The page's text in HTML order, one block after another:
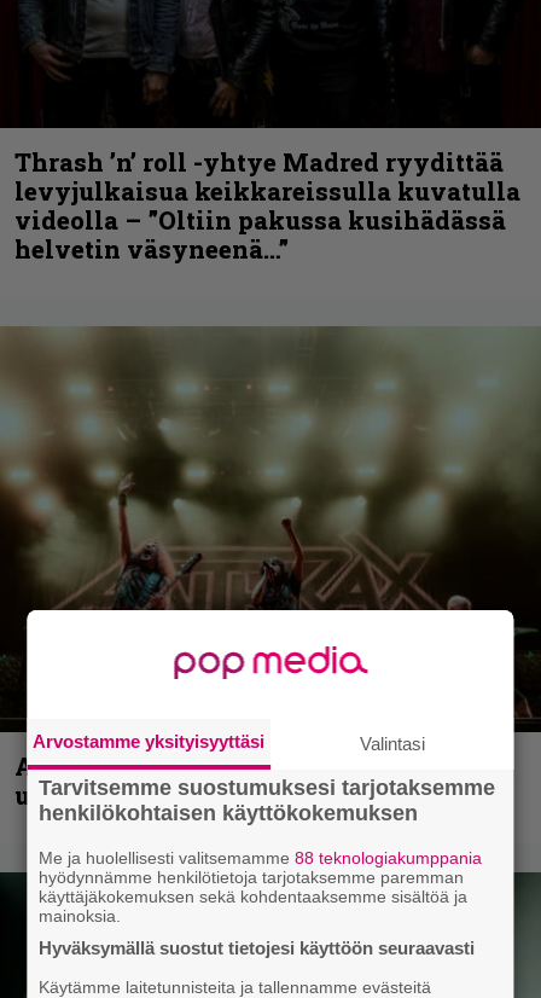
Thrash ’n’ roll -yhtye Madred ryydittää
levyjulkaisua keikkareissulla kuvatulla
videolla – ”Oltiin pakussa kusihädässä
helvetin väsyneenä…”
Anthrax vie katsojat keikkatunnelmiin
uudella videollaan
Arvostamme yksityisyyttäsi Valintasi
Tarvitsemme suostumuksesi tarjotaksemme
henkilökohtaisen käyttökokemuksen
Me ja huolellisesti valitsemamme88 teknologiakumppania
hyödynnämme henkilötietoja tarjotaksemme paremman
käyttäjäkokemuksen sekä kohdentaaksemme sisältöä ja
mainoksia.
Hyväksymällä suostut tietojesi käyttöön seuraavasti
Käytämme laitetunnisteita ja tallennamme evästeitä